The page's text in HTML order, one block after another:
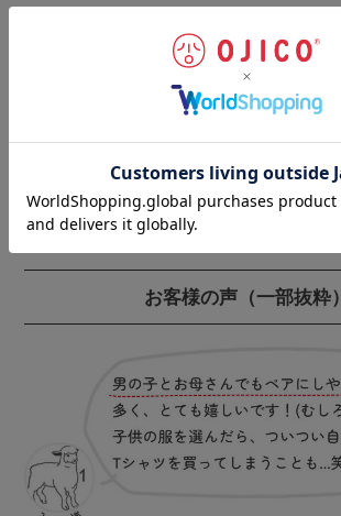
お客様の声（一部抜粋）